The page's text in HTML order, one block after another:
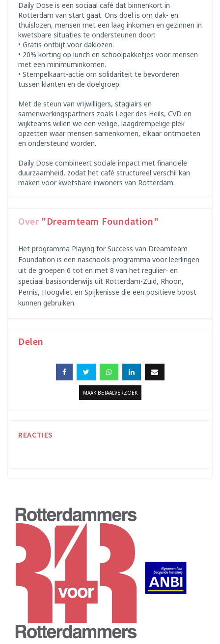
Daily Dose is een sociaal café dat binnenkort in
Rotterdam van start gaat. Ons doel is om dak- en
thuislozen, mensen met een laag inkomen en gezinnen in
kwetsbare situaties te ondersteunen door:
• Gratis ontbijt voor daklozen.
• 20% korting op lunch en schoolpakketjes voor mensen
met een minimuminkomen.
• Stempelkaart-actie om solidariteit te bevorderen
tussen klanten en de doelgroep.
Met de steun van vrijwilligers, stagiairs en
samenwerkingspartners zoals Leger des Heils, CVD en
wijkteams willen we een veilige, laagdrempelige plek
opzetten waar mensen samenkomen, elkaar ontmoeten
en ondersteund worden.
Daily Dose combineert sociale impact met financiële
duurzaamheid, zodat het café structureel verschil kan
maken voor kwetsbare inwoners van Rotterdam.
Over "Dreamteam Foundation"
Het programma Playing for Success van Dreamteam
Foundation is een naschools-programma voor leerlingen
uit de groepen 6 tot en met 8 van het regulier- en
speciaal basisonderwijs uit Rotterdam-Zuid, Rhoon,
Pernis, Hoogvliet en Spijkenisse die een positieve boost
kunnen gebruiken.
Delen
MAAK BETAALVERZOEK
REACTIES